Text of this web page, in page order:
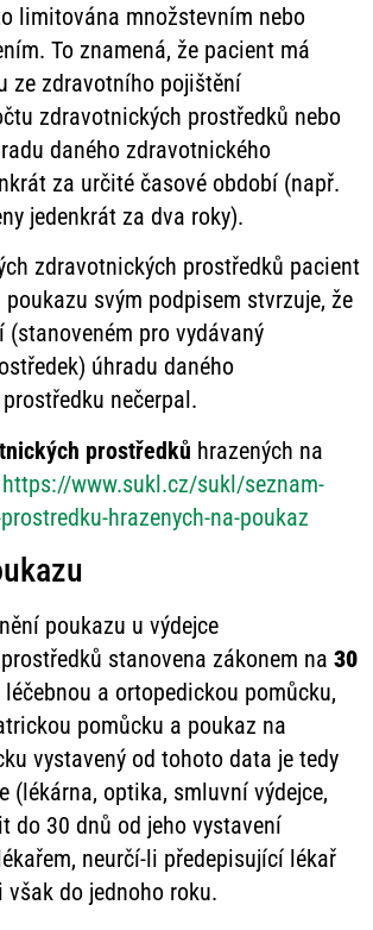
limitována množstevním nebo
To znamená, že pacient má
ze zdravotního pojištění
zdravotnických prostředků nebo
daného zdravotnického
za určité časové období (např.
jedenkrát za dva roky).
zdravotnických prostředků pacient
svým podpisem stvrzuje, že
(stanoveném pro vydávaný
úhradu daného
nečerpal.
prostředků hrazených na
https://www.sukl.cz/sukl/seznam-
hrazenych-na-poukaz
poukazu u výdejce
stanovena zákonem na 30
a ortopedickou pomůcku,
pomůcku a poukaz na
vystavený od tohoto data je tedy
(lékárna, optika, smluvní výdejce,
do 30 dnů od jeho vystavení
neurčí-li předepisující lékař
však do jednoho roku.